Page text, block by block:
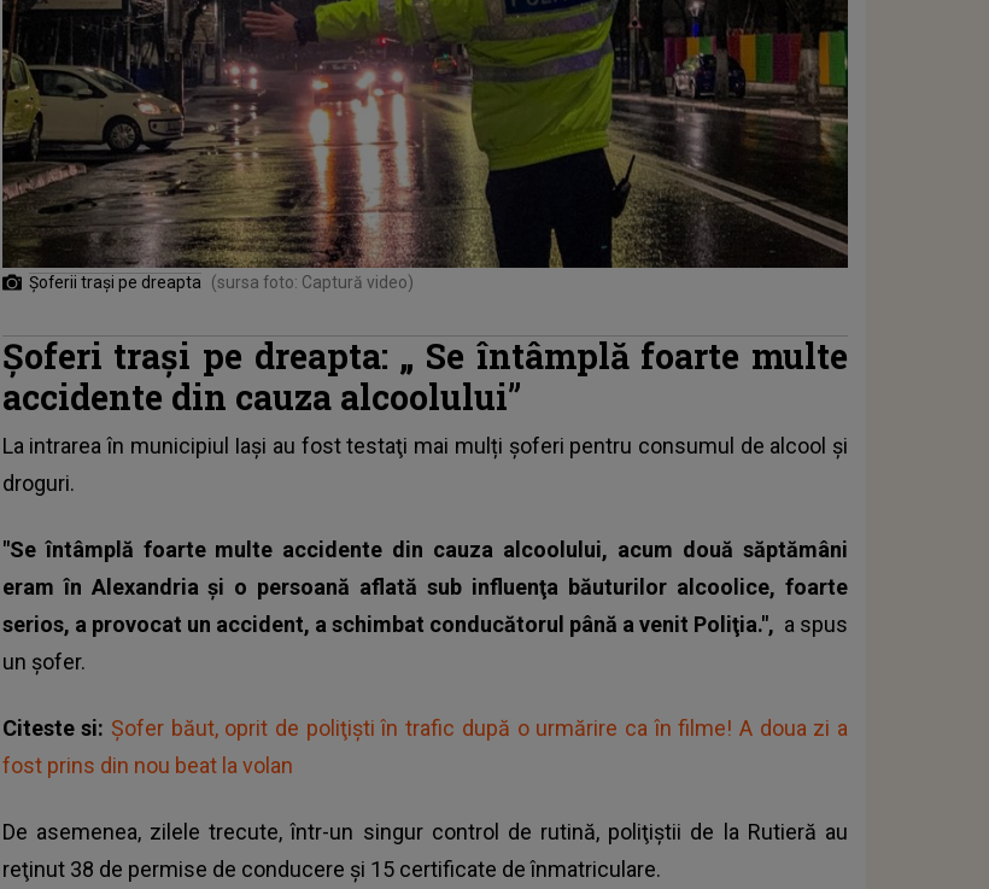
Şoferii traşi pe dreapta (sursa foto: Captură video)
Şoferi traşi pe dreapta: „ Se întâmplă foarte multe
accidente din cauza alcoolului”
La intrarea în municipiul Iaşi au fost testaţi mai mulți șoferi pentru consumul de alcool şi
droguri.
"Se întâmplă foarte multe accidente din cauza alcoolului, acum două săptămâni
eram în Alexandria şi o persoană aflată sub influenţa băuturilor alcoolice, foarte
serios, a provocat un accident, a schimbat conducătorul până a venit Poliţia.", a spus
un șofer.
Citeste si: Şofer băut, oprit de poliţişti în trafic după o urmărire ca în filme! A doua zi a
fost prins din nou beat la volan
De asemenea, zilele trecute, într-un singur control de rutină, poliţiştii de la Rutieră au
reţinut 38 de permise de conducere şi 15 certificate de înmatriculare.